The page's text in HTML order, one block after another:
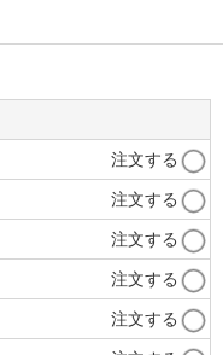
注文する
注文する
注文する
注文する
注文する